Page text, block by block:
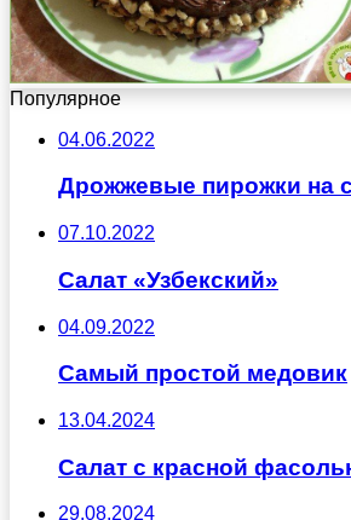
Популярное
04.06.2022
Дрожжевые пирожки на
07.10.2022
Салат «Узбекский»
04.09.2022
Самый простой медовик
13.04.2024
Салат с красной
29.08.2024